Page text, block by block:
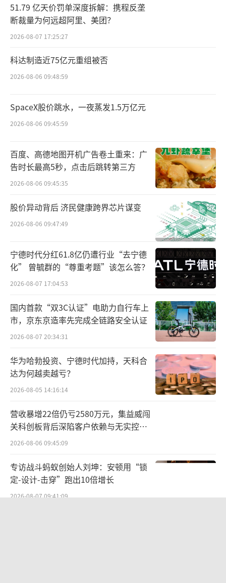
其中最知名的莫过于立景创新，2018年，
在立讯精密担任总务经理长达14年的王来喜独
立创业，成立立景创新，主攻手机摄像头模
组。股权上，由王来春、王来胜、王来喜、王
团队也是清一色带有“立讯系”烙印。
立景创新几乎完整复制了立讯精密的成长
链，上市前完成五轮融资超52亿元，估值达225
亿元。在招股书中，可以看到，立景创新向立
讯精密销售车用摄像头模组，2022年到2024
年，累计交易金额超2亿元。
此外，在招股书中，一家被王来娇全资控
股的鑫弘集团也引起了关注。根据招股书，立
讯精密预计在2026年至2028年，每年向鑫弘集
团采购产品的金额上限分别不超过2.642亿、2.
906亿和3.196亿元人民币。同时，王来娇还在
泰睿智造担任董事，该公司制造软性材料，为
苹果和谷歌供货，同时也向立讯精密供应零部
所以，与多数中国家族企业面临的“代际
传承”的命题不同，立讯精密当前呈现出的是
兄妹在股权上既有清晰切割，又在业务上保持
交叉协同。这也是更接近潮汕商帮中常见
如今，立讯精密登陆港交所，想必又将为
兄妹四人在精密制造领域的开疆拓土提供新的
51.79 亿天价罚单深度拆解：携程反垄
断裁量为何远超阿里、美团？
2026-08-07 17:25:27
科达制造近75亿元重组被否
2026-08-06 09:48:59
SpaceX股价跳水，一夜蒸发1.5万亿元
2026-08-06 09:45:59
百度、高德地图开机广告卷土重来：广
告时长最高5秒，点击后跳转第三方
2026-08-06 09:45:35
股价异动背后 济民健康跨界芯片谋变
2026-08-06 09:47:49
宁德时代分红61.8亿仍遭行业“去宁德
化” 曾毓群的“尊重考题”该怎么答？
2026-08-07 17:04:53
国内首款“双3C认证”电助力自行车上
市，京东京造率先完成全链路安全认证
2026-08-07 20:34:31
华为哈勃投资、宁德时代加持，天科合
达为何越卖越亏？
2026-08-05 14:16:14
营收暴增22倍仍亏2580万元，集益威闯
关科创板背后深陷客户依赖与无实控人
困局
2026-08-06 09:45:09
专访战斗蚂蚁创始人刘坤：安顿用“锁
定-设计-击穿”跑出10倍增长
2026-08-07 09:41:09